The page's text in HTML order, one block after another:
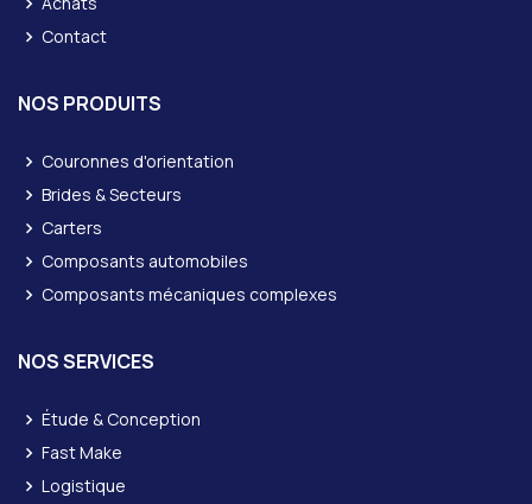
Contact
NOS PRODUITS
Couronnes d'orientation
Brides & Secteurs
Carters
Composants automobiles
Composants mécaniques complexes
NOS SERVICES
Étude & Conception
Fast Make
Logistique